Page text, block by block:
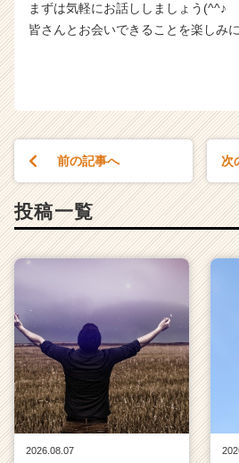
まずは気軽にお話ししましょう(^^♪
皆さんとお会いできることを楽しみ
前の記事へ 次
投稿一覧
2026.08.07